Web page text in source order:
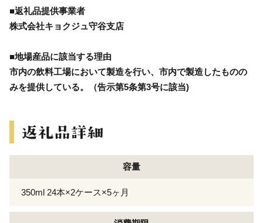
■返礼品提供事業者
株式会社キョクジュ守谷支店
■地場産品に該当する理由
市内の飲料工場において製造を行い、市内で製造したものの
みを提供している。（告示第5条第3号に該当)
容量
350ml 24本×2ケース×5ヶ月